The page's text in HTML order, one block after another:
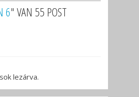
6" VAN 55 POST
lezárva.